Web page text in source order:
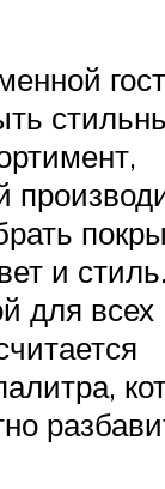
и стиль.
для всех